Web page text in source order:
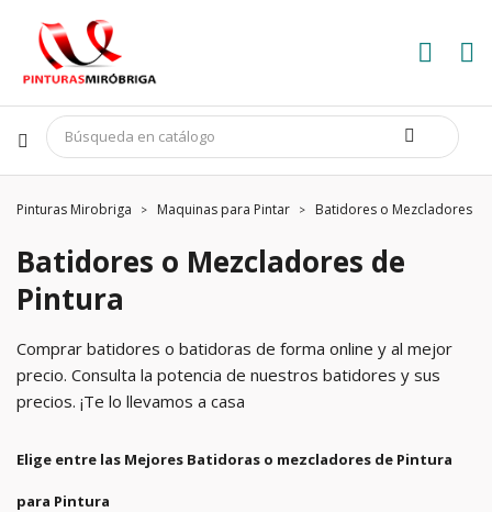
Pinturas Mirobriga Maquinas para Pintar Batidores o Mezcladores
Batidores o Mezcladores de
Pintura
Comprar batidores o batidoras de forma online y al mejor
precio. Consulta la potencia de nuestros batidores y sus
precios. ¡Te lo llevamos a casa
Elige entre las Mejores Batidoras o mezcladores de Pintura
para Pintura